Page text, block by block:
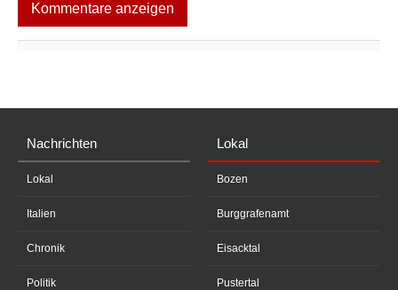
Kommentare anzeigen
Nachrichten
Lokal
Italien
Chronik
Politik
Lokal
Bozen
Burggrafenamt
Eisacktal
Pustertal